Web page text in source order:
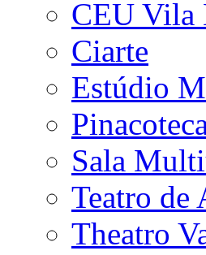
CEU Vila
Ciarte
Estúdio
Sala
Teatro de
Theatro